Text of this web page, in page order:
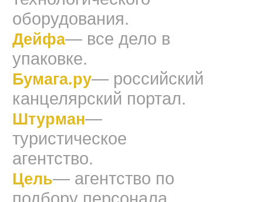
оборудования.
Дейфа— все дело в
упаковке.
Бумага.ру— российский
канцелярский портал.
Штурман—
туристическое
агентство.
Цель— агентство по